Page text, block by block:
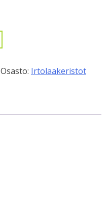
Osasto: Irtolaakeristot